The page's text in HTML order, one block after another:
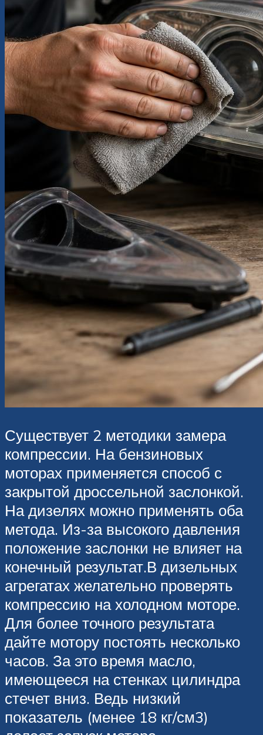
Существует 2 методики замера
компрессии. На бензиновых
моторах применяется способ с
закрытой дроссельной заслонкой.
На дизелях можно применять оба
метода. Из-за высокого давления
положение заслонки не влияет на
конечный результат.В дизельных
агрегатах желательно проверять
компрессию на холодном моторе.
Для более точного результата
дайте мотору постоять несколько
часов. За это время масло,
имеющееся на стенках цилиндра
стечет вниз. Ведь низкий
показатель (менее 18 кг/см3)